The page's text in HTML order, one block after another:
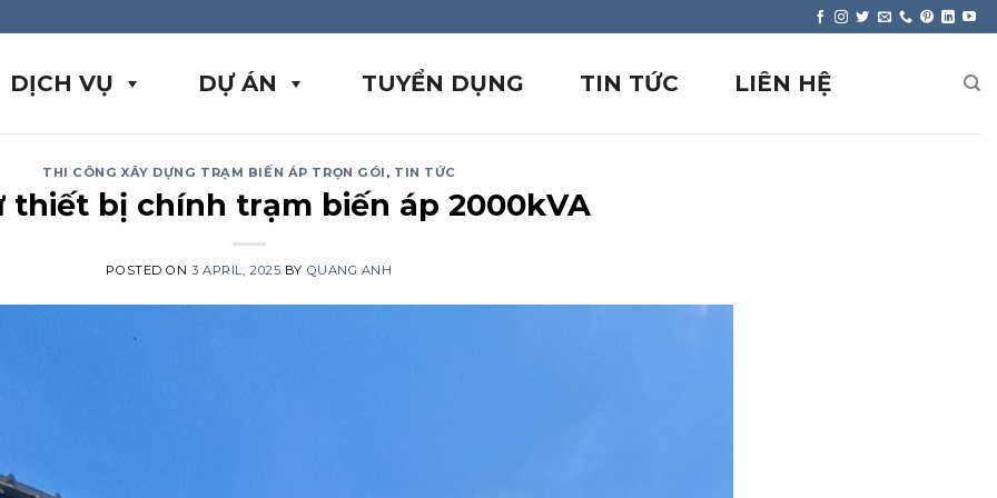
DỊCH VỤ DỰ ÁN TUYỂN DỤNG TIN TỨC LIÊN HỆ
THI CÔNG XÂY DỰNG TRẠM BIẾN ÁP TRỌN GÓI , TIN TỨC
thiết bị chính trạm biến áp 2000kVA
POSTED ON3 APRIL, 2025 BY QUANG ANH